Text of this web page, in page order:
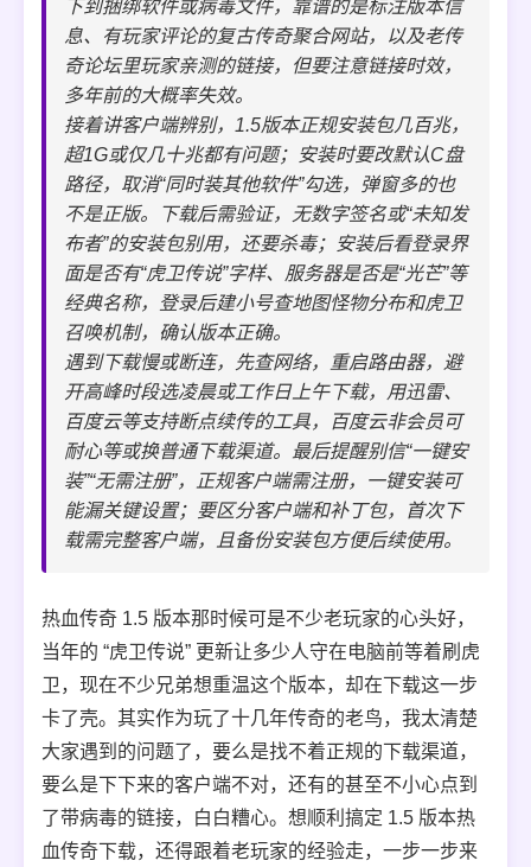
下到捆绑软件或病毒文件，靠谱的是标注版本信
息、有玩家评论的复古传奇聚合网站，以及老传
奇论坛里玩家亲测的链接，但要注意链接时效，
多年前的大概率失效。
接着讲客户端辨别，1.5版本正规安装包几百兆，
超1G或仅几十兆都有问题；安装时要改默认C盘
路径，取消“同时装其他软件”勾选，弹窗多的也
不是正版。下载后需验证，无数字签名或“未知发
布者”的安装包别用，还要杀毒；安装后看登录界
面是否有“虎卫传说”字样、服务器是否是“光芒”等
经典名称，登录后建小号查地图怪物分布和虎卫
召唤机制，确认版本正确。
遇到下载慢或断连，先查网络，重启路由器，避
开高峰时段选凌晨或工作日上午下载，用迅雷、
百度云等支持断点续传的工具，百度云非会员可
耐心等或换普通下载渠道。最后提醒别信“一键安
装”“无需注册”，正规客户端需注册，一键安装可
能漏关键设置；要区分客户端和补丁包，首次下
载需完整客户端，且备份安装包方便后续使用。
热血传奇 1.5 版本那时候可是不少老玩家的心头好，
当年的 “虎卫传说” 更新让多少人守在电脑前等着刷虎
卫，现在不少兄弟想重温这个版本，却在下载这一步
卡了壳。其实作为玩了十几年传奇的老鸟，我太清楚
大家遇到的问题了，要么是找不着正规的下载渠道，
要么是下下来的客户端不对，还有的甚至不小心点到
了带病毒的链接，白白糟心。想顺利搞定 1.5 版本热
血传奇下载，还得跟着老玩家的经验走，一步一步来